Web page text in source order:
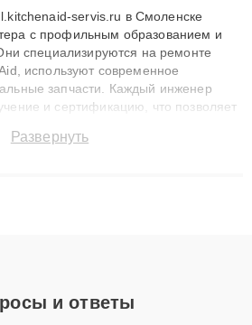
servis.ru в Смоленске
с профильным образованием и
специализируются на ремонте
используют современное
запчасти. Каждый инженер
и сертификацию, что позволяет
до 3 лет. Наши мастера
Развернуть
и ответы